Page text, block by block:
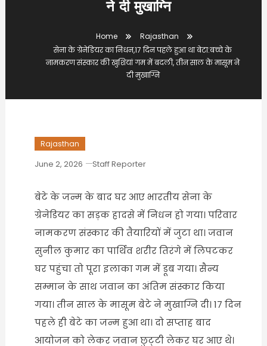
ने दी मुखाग्नि
Home
Rajasthan
सेना के ग्रेनेडियर का निधन,17 दिन पहले हुआ था बेटा:बच्चे के
नामकरण संस्कार की खुशियां गम में बदली, तीन साल के मासूम ने
दी मुखाग्नि
Rajasthan
June 2, 2026 Staff Reporter
बेटे के जन्म के बाद घर आए भारतीय सेना के
ग्रेनेडियर का सड़क हादसे में निधन हो गया। परिवार
नामकरण संस्कार की तैयारियों में जुटा था। जवान
सुनील कुमार का पार्थिव शरीर तिरंगे में लिपटकर
घर पहुंचा तो पूरा इलाका गम में डूब गया। सैन्य
सम्मान के साथ जवान का अंतिम संस्कार किया
गया। तीन साल के मासूम बेटे ने मुखाग्नि दी। 17 दिन
पहले ही बेटे का जन्म हुआ था। दो सप्ताह बाद
आयोजन को लेकर जवान छुट्‌टी लेकर घर आए थे।